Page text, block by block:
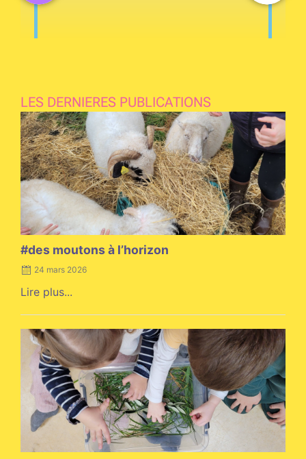
LES DERNIERES PUBLICATIONS
#des moutons à l’horizon
Posted
on
24 mars 2026
Lire plus...
Posted
on